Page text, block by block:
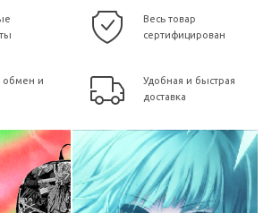
Весь товар
сертифицирован
обмен и
Удобная и быстрая
доставка